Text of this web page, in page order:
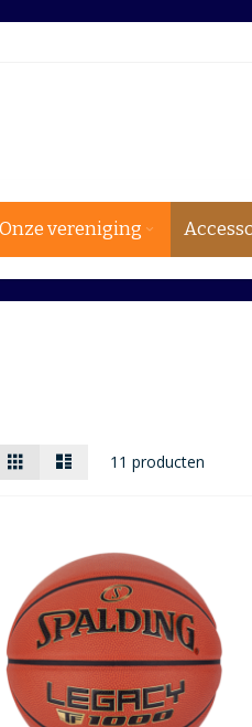
Onze vereniging
Tonen Foto-
tabel 11 producten